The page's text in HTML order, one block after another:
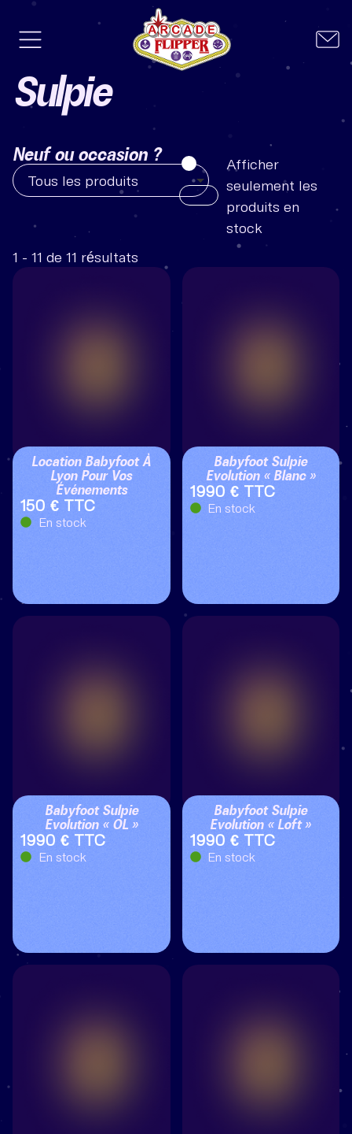
Sulpie
Neuf ou occasion ?
Tous les produits
Afficher
seulement les
produits en
stock
1 - 11 de 11 résultats
Location Babyfoot À
Lyon Pour Vos
Événements
150 € TTC
En stock
Babyfoot Sulpie
Evolution « Blanc »
1990 € TTC
En stock
Babyfoot Sulpie
Evolution « OL »
1990 € TTC
En stock
Babyfoot Sulpie
Evolution « Loft »
1990 € TTC
En stock